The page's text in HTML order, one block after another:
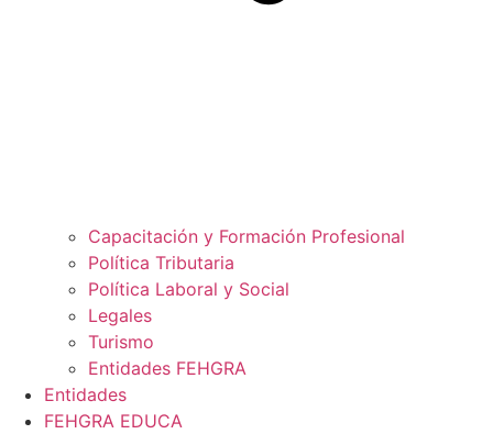
Capacitación y Formación Profesional
Política Tributaria
Política Laboral y Social
Legales
Turismo
Entidades FEHGRA
Entidades
FEHGRA EDUCA